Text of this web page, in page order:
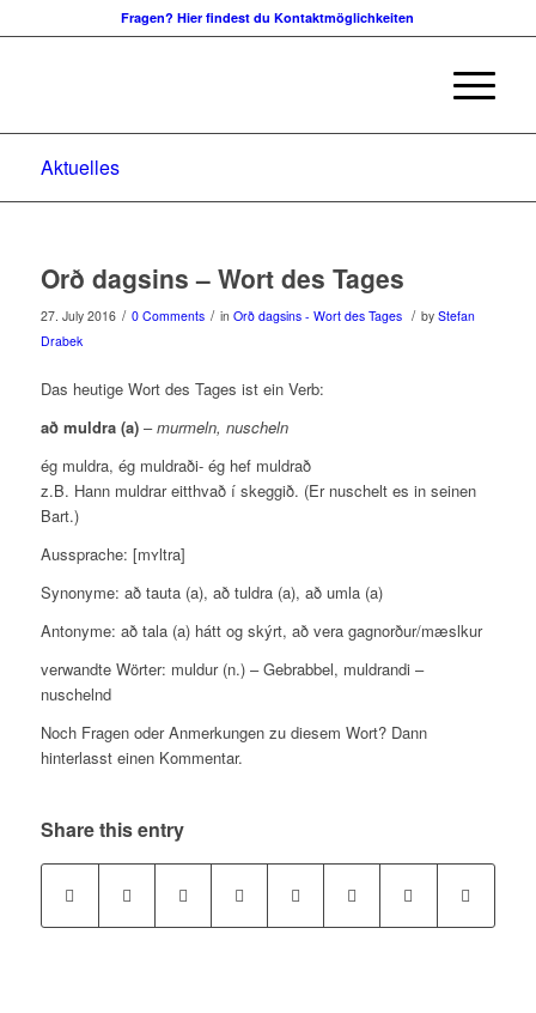
Fragen? Hier findest du Kontaktmöglichkeiten
Aktuelles
Orð dagsins – Wort des Tages
27. July 2016 / 0 Comments / in Orð dagsins - Wort des Tages / by Stefan
Drabek
Das heutige Wort des Tages ist ein Verb:
að muldra (a)–murmeln, nuscheln
ég muldra, ég muldraði- ég hef muldrað
z.B. Hann muldrar eitthvað í skeggið. (Er nuschelt es in seinen
Bart.)
Aussprache: [mʏltra]
Synonyme: að tauta (a), að tuldra (a), að umla (a)
Antonyme: að tala (a) hátt og skýrt, að vera gagnorður/mæslkur
verwandte Wörter: muldur (n.) – Gebrabbel, muldrandi –
nuschelnd
Noch Fragen oder Anmerkungen zu diesem Wort? Dann
hinterlasst einen Kommentar.
Share this entry